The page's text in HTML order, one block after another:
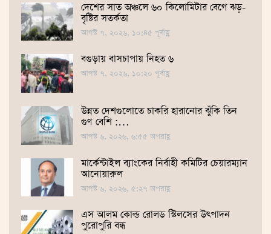
দেশের সাত অঞ্চলে ৬০ কিলোমিটার বেগে ঝড়-
বৃষ্টির সতর্কতা
আগস্ট ৭, ২০২৬, ১০:৪৫ পূর্বাহ্ণ
বগুড়ায় বাসচাপায় নিহত ৬
আগস্ট ৭, ২০২৬, ১০:২০ পূর্বাহ্ণ
উন্নত দেশগুলোতে চাকরি হারানোর ঝুঁকি তিন
গুণ বেশি :…
আগস্ট ৬, ২০২৬, ৬:৫৫ অপরাহ্ণ
মার্কেন্টাইল ব্যাংকের নির্বাহী কমিটির চেয়ারম্যান
আনোয়ারুল
আগস্ট ৬, ২০২৬, ৫:২৭ অপরাহ্ণ
এস আলম কোল্ড রোলড স্টিলসের উৎপাদন
পুরোপুরি বন্ধ